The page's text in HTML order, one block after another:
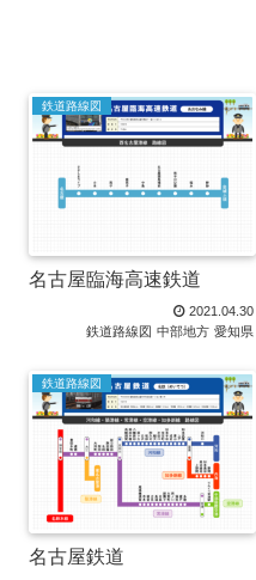
鉄道路線図
名古屋臨海高速鉄道
2021.04.30
鉄道路線図 中部地方 愛知県
鉄道路線図
名古屋鉄道